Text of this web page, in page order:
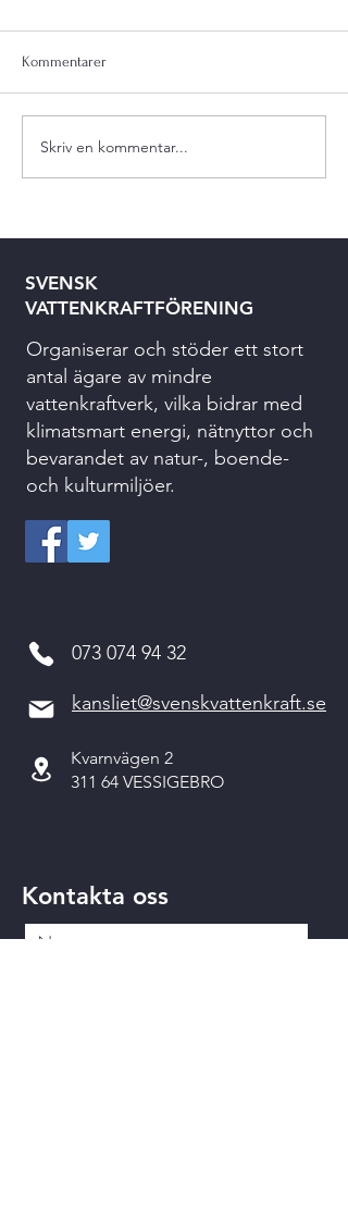
Kommentarer
Skriv en kommentar...
SVENSK
VATTENKRAFTFÖRENING
Organiserar och stöder ett stort
antal ägare av mindre
vattenkraftverk, vilka bidrar med
klimatsmart energi, nätnyttor och
bevarandet av natur-, boende-
och kulturmiljöer.
073 074 94 32
kansliet@svenskvattenkraft.se
Kvarnvägen 2
311 64 VESSIGEBRO
Kontakta oss